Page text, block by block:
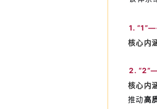
1.
核心内
2.
核心内
推动高